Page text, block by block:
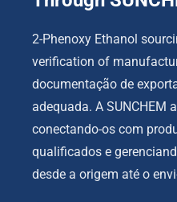
2-Phenoxy Ethanol
verification of
documentação de
adequada. A SUNCHEM
conectando-os com
qualificados e
desde a origem até o